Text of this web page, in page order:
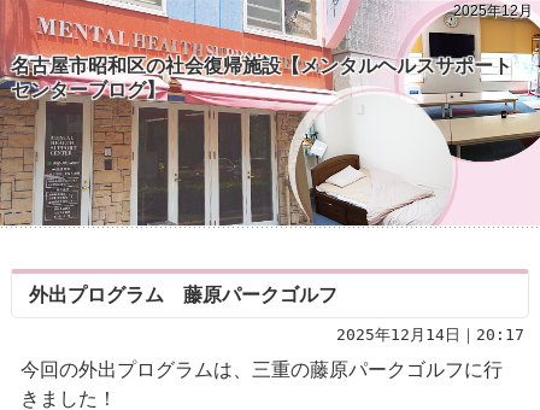
2025年12月
名古屋市昭和区の社会復帰施設【メンタルヘルスサポート
センターブログ】
外出プログラム 藤原パークゴルフ
2025年12月14日｜20:17
今回の外出プログラムは、三重の藤原パークゴルフに行
きました！